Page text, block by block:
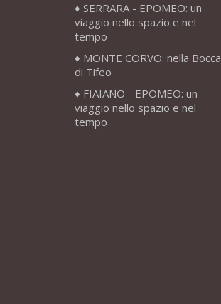
SERRARA - EPOMEO: un
viaggio nello spazio e nel
tempo
MONTE CORVO: nella Bocca
di Tifeo
FIAIANO - EPOMEO: un
viaggio nello spazio e nel
tempo